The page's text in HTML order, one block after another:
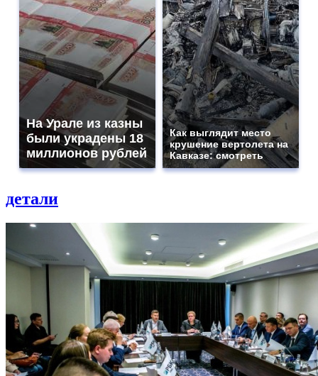
На Урале из казны
были украдены 18
миллионов рублей
Как выглядит место
крушение вертолета на
Кавказе: смотреть
детали